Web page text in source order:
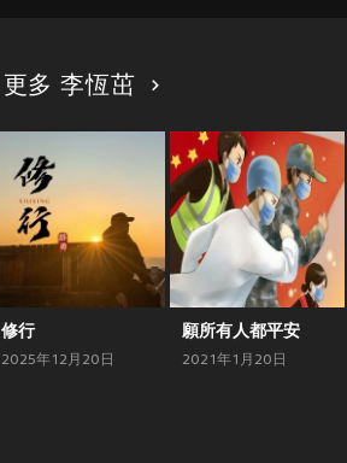
更多 李恆茁
修行
2025年12月20日
願所有人都平安
2021年1月20日